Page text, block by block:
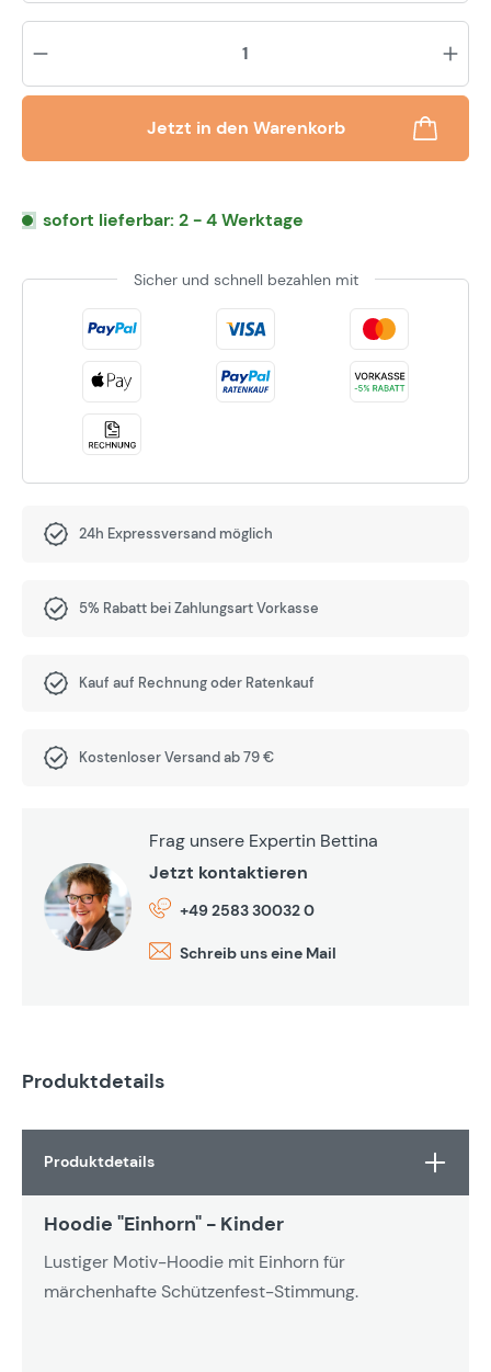
Jetzt in den Warenkorb
sofort lieferbar: 2 - 4 Werktage
Sicher und schnell bezahlen mit
24h Expressversand möglich
5% Rabatt bei Zahlungsart Vorkasse
Kauf auf Rechnung oder Ratenkauf
Kostenloser Versand ab 79 €
Frag unsere Expertin Bettina
Jetzt kontaktieren
+49 2583 30032 0
Schreib uns eine Mail
Produktdetails
Produktdetails
Hoodie "Einhorn" - Kinder
Lustiger Motiv-Hoodie mit Einhorn für
märchenhafte Schützenfest-Stimmung.